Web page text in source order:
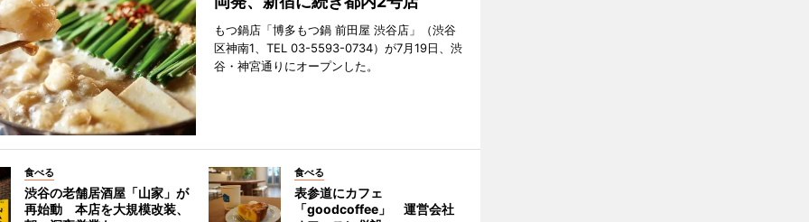
もつ鍋店「博多もつ鍋 前田屋 渋谷店」（渋谷
区神南1、TEL 03-5593-0734）が7月19日、渋
谷・神宮通りにオープンした。
食べる
渋谷の老舗居酒屋「山家」が
再始動 本店を大規模改装、
食べる
表参道にカフェ
「goodcoffee」 運営会社